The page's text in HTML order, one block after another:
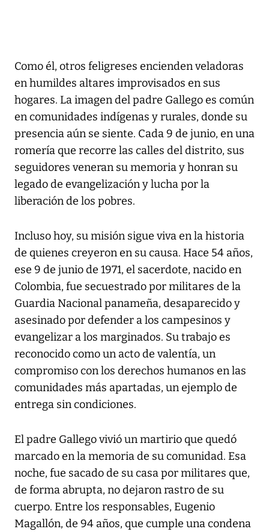
Como él, otros feligreses encienden veladoras
en humildes altares improvisados en sus
hogares. La imagen del padre Gallego es común
en comunidades indígenas y rurales, donde su
presencia aún se siente. Cada 9 de junio, en una
romería que recorre las calles del distrito, sus
seguidores veneran su memoria y honran su
legado de evangelización y lucha por la
liberación de los pobres.
Incluso hoy, su misión sigue viva en la historia
de quienes creyeron en su causa. Hace 54 años,
ese 9 de junio de 1971, el sacerdote, nacido en
Colombia, fue secuestrado por militares de la
Guardia Nacional panameña, desaparecido y
asesinado por defender a los campesinos y
evangelizar a los marginados. Su trabajo es
reconocido como un acto de valentía, un
compromiso con los derechos humanos en las
comunidades más apartadas, un ejemplo de
entrega sin condiciones.
El padre Gallego vivió un martirio que quedó
marcado en la memoria de su comunidad. Esa
noche, fue sacado de su casa por militares que,
de forma abrupta, no dejaron rastro de su
cuerpo. Entre los responsables, Eugenio
Magallón, de 94 años, que cumple una condena